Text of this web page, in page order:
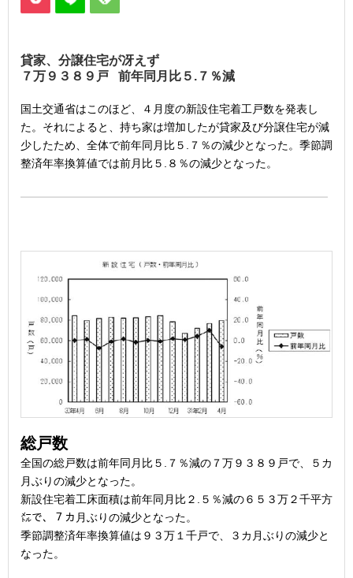
貸家、分譲住宅が冴えず
７万９３８９戸 前年同月比５.７％減
国土交通省はこのほど、４月度の新設住宅着工戸数を発表し
た。それによると、持ち家は増加したが貸家及び分譲住宅が減
少したため、全体で前年同月比５.７％の減少となった。季節調
整済年率換算値では前月比５.８％の減少となった。
総戸数
全国の総戸数は前年同月比５.７％減の７万９３８９戸で、５カ
月ぶりの減少となった。
新設住宅着工床面積は前年同月比２.５％減の６５３万２千平方
㍍で、７カ月ぶりの減少となった。
季節調整済年率換算値は９３万１千戸で、３カ月ぶりの減少と
なった。